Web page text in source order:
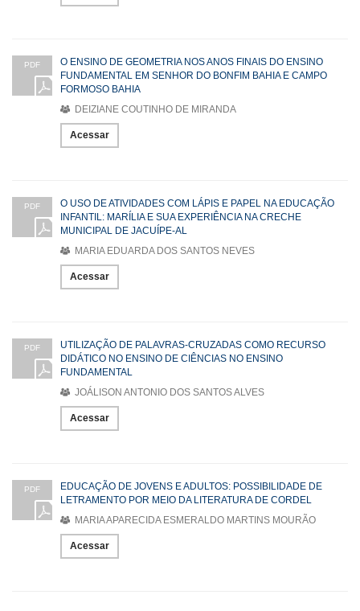
PDF
O ENSINO DE GEOMETRIA NOS ANOS FINAIS DO ENSINO
FUNDAMENTAL EM SENHOR DO BONFIM BAHIA E CAMPO
FORMOSO BAHIA
DEIZIANE COUTINHO DE MIRANDA
Acessar
PDF
O USO DE ATIVIDADES COM LÁPIS E PAPEL NA EDUCAÇÃO
INFANTIL: MARÍLIA E SUA EXPERIÊNCIA NA CRECHE
MUNICIPAL DE JACUÍPE-AL
MARIA EDUARDA DOS SANTOS NEVES
Acessar
PDF
UTILIZAÇÃO DE PALAVRAS-CRUZADAS COMO RECURSO
DIDÁTICO NO ENSINO DE CIÊNCIAS NO ENSINO
FUNDAMENTAL
JOÁLISON ANTONIO DOS SANTOS ALVES
Acessar
PDF
EDUCAÇÃO DE JOVENS E ADULTOS: POSSIBILIDADE DE
LETRAMENTO POR MEIO DA LITERATURA DE CORDEL
MARIA APARECIDA ESMERALDO MARTINS MOURÃO
Acessar